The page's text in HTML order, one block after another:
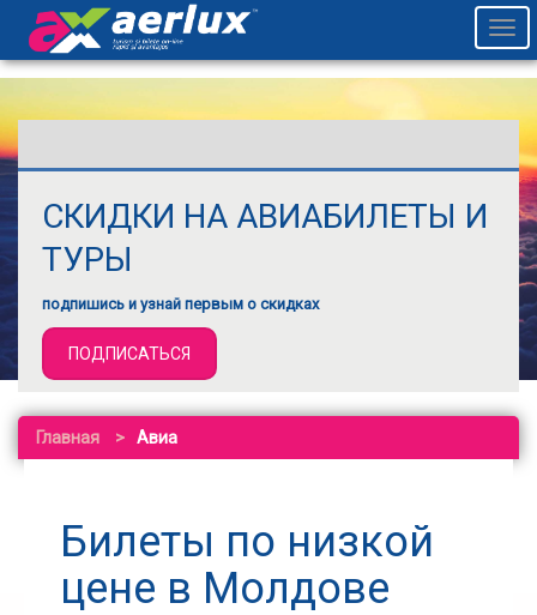
СКИДКИ НА АВИАБИЛЕТЫ И
ТУРЫ
подпишись и узнай первым о скидках
ПОДПИСАТЬСЯ
Главная Авиа
Билеты по низкой
цене в Молдове